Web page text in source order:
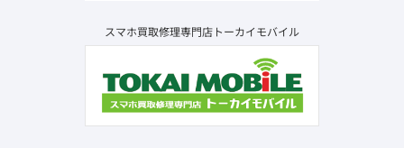
スマホ買取修理専門店トーカイモバイル